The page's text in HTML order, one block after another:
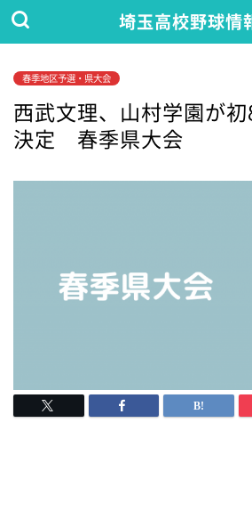
埼玉高校野球情
春季地区予選・県大会
西武文理、山村学園が
決定 春季県大会